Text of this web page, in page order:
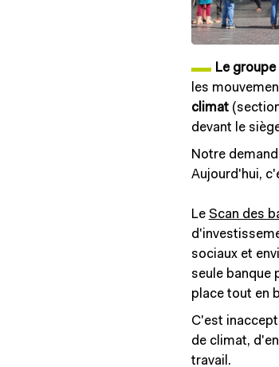
Le
les
climat
devant le
Notre
Aujourd'hui,
Le Scan des
sociaux et
seule banque
place tout en
C'est
de climat,
travail.